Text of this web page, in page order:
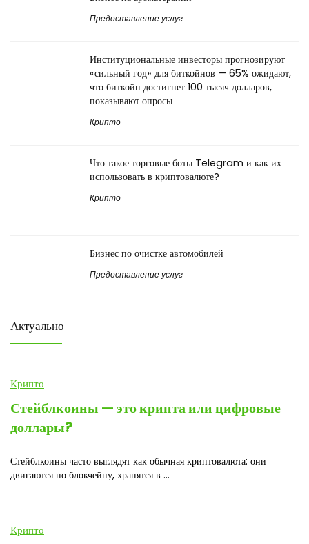
Предоставление услуг
Институциональные инвесторы прогнозируют
«сильный год» для биткойнов — 65% ожидают,
что биткойн достигнет 100 тысяч долларов,
показывают опросы
Крипто
Что такое торговые боты Telegram и как их
использовать в криптовалюте?
Крипто
Бизнес по очистке автомобилей
Предоставление услуг
Актуально
Крипто
Стейблкоины — это крипта или цифровые
доллары?
Стейблкоины часто выглядят как обычная криптовалюта: они
двигаются по блокчейну, хранятся в ...
Крипто